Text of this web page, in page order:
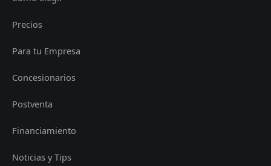
Precios
Para tu Empresa
Concesionarios
Postventa
Financiamiento
Noticias y Tips